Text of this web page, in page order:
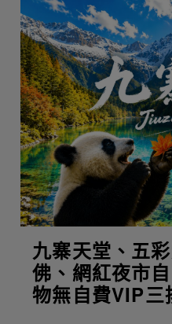
九寨天堂、五
佛、網紅夜市
物無自費VIP三